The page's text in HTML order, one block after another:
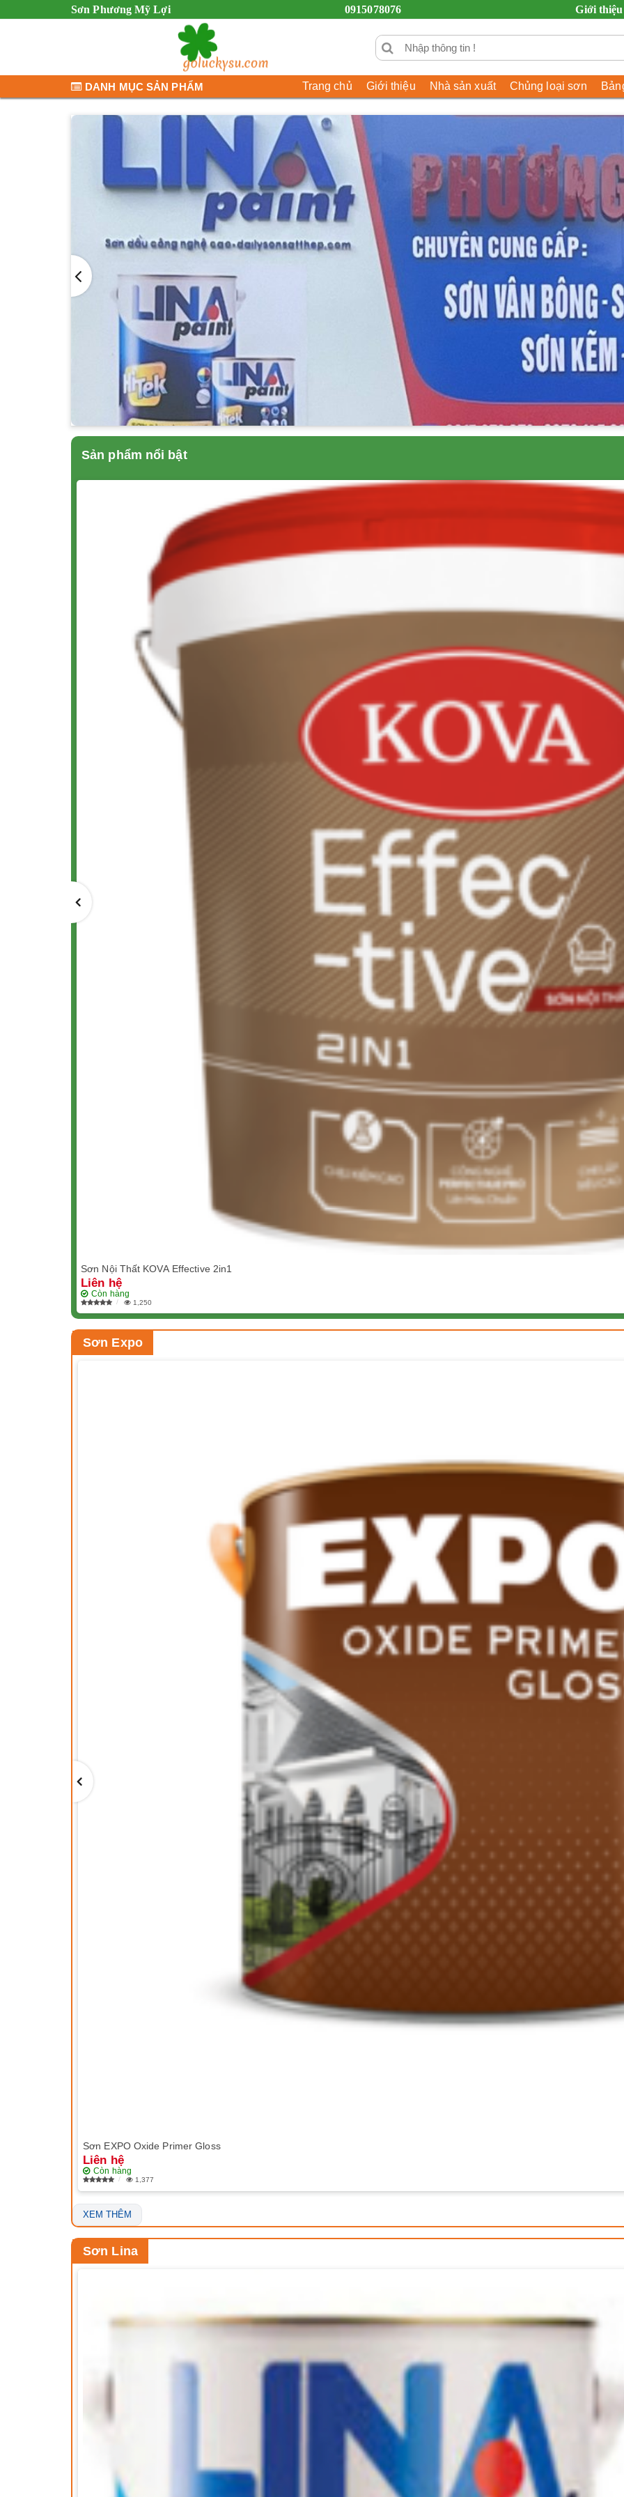
Sơn Phương Mỹ Lợi 0915078076 Giới thiệu
Trang chủ Giới thiệu Nhà sản xuất Chủng loại sơn
DANH MỤC SẢN PHẨM
Sản phẩm nổi bật
Sơn Nội Thất KOVA Effective 2in1
Liên hệ
Còn hàng
1,250
Sơn Expo
Sơn EXPO Oxide Primer Gloss
Liên hệ
Còn hàng
1,377
XEM THÊM
Sơn Lina